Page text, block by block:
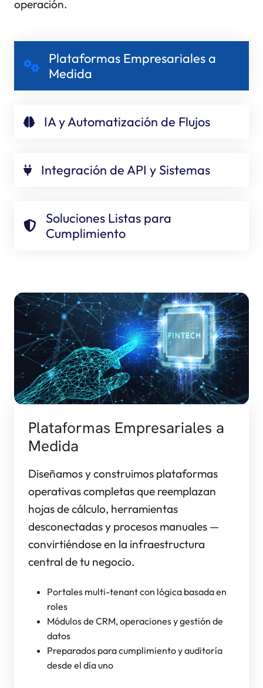
operación.
Plataformas Empresariales a
Medida
IA y Automatización de Flujos
Integración de API y Sistemas
Soluciones Listas para
Cumplimiento
Plataformas Empresariales a
Medida
Diseñamos y construimos plataformas
operativas completas que reemplazan
hojas de cálculo, herramientas
desconectadas y procesos manuales —
convirtiéndose en la infraestructura
central de tu negocio.
Portales multi-tenant con lógica basada en
roles
Módulos de CRM, operaciones y gestión de
datos
Preparados para cumplimiento y auditoría
desde el día uno